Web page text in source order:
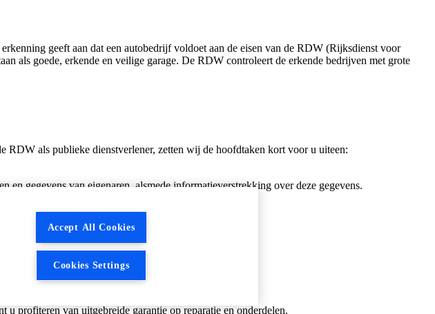
geeft aan dat een autobedrijf voldoet aan de eisen van de RDW (Rijksdienst voor
als goede, erkende en veilige garage. De RDW controleert de erkende bedrijven met grote
RDW als publieke dienstverlener, zetten wij de hoofdtaken kort voor u uiteen:
en gegevens van eigenaren, alsmede informatieverstrekking over deze gegevens.
profiteren van uitgebreide garantie op reparatie en onderdelen.
Accept All Cookies
Cookies Settings